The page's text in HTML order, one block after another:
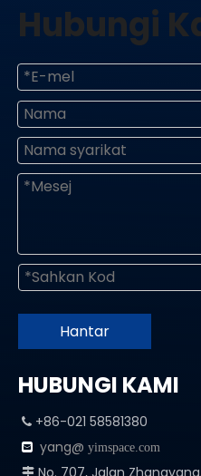
Hubungi
Hantar
HUBUNGI KAMI
 +86-021 58581380
 yang@ yimspace.com
